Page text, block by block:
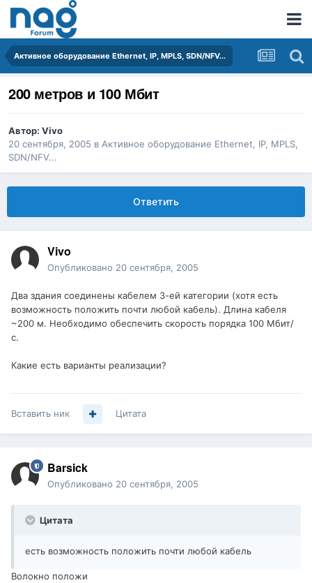
Активное оборудование Ethernet, IP, MPLS, SDN/NFV...
200 метров и 100 Мбит
Автор: Vivo
20 сентября, 2005 в Активное оборудование Ethernet, IP, MPLS,
SDN/NFV...
Ответить
Vivo
Опубликовано 20 сентября, 2005
Два здания соединены кабелем 3-ей категории (хотя есть
возможность положить почти любой кабель). Длина кабеля
~200 м. Необходимо обеспечить скорость порядка 100 Мбит/
с.
Какие есть варианты реализации?
Вставить ник Цитата
Barsick
Опубликовано 20 сентября, 2005
Цитата
есть возможность положить почти любой кабель
Волокно положи